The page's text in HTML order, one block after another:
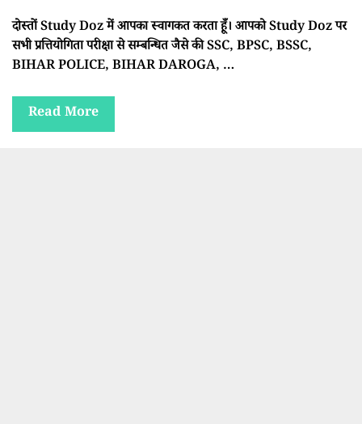
दोस्तों Study Doz में आपका स्वागकत करता हूँ। आपको Study Doz पर
सभी प्रत्तियोगिता परीक्षा से सम्बन्धित जैसे की SSC, BPSC, BSSC,
BIHAR POLICE, BIHAR DAROGA, …
Read More